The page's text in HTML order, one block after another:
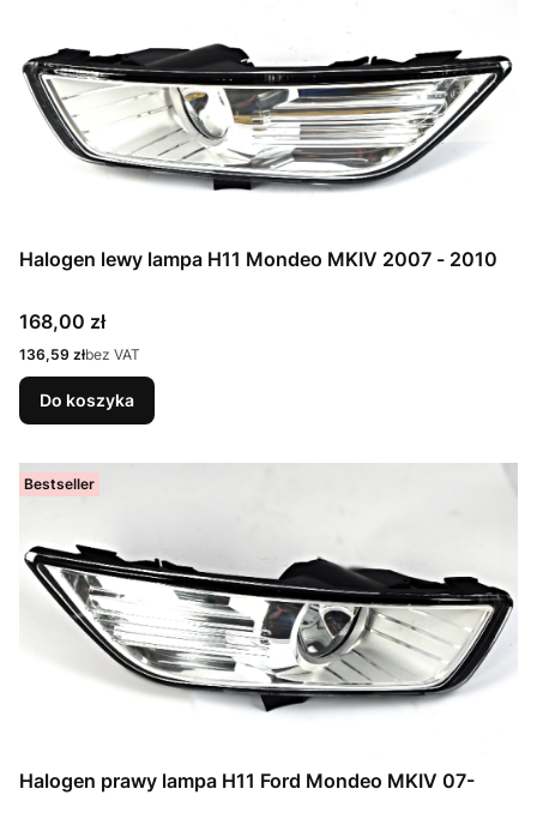
Halogen lewy lampa H11 Mondeo MKIV 2007 - 2010
Cena
168,00 zł
Cena
136,59 złbez VAT
Do koszyka
Bestseller
Halogen prawy lampa H11 Ford Mondeo MKIV 07-